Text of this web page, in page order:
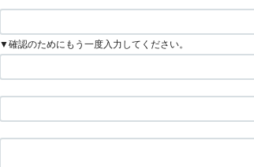
▼確認のためにもう一度入力してください。